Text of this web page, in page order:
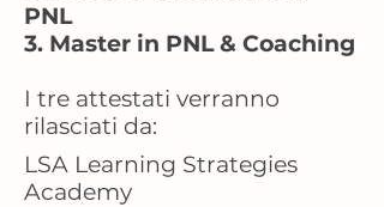
PNL
3. Master in PNL & Coaching
I tre attestati verranno
rilasciati da:
LSA Learning Strategies
Academy